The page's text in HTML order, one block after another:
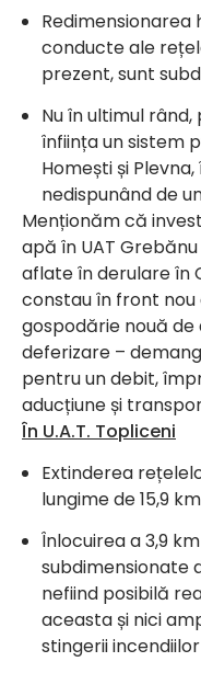
conducte ale
prezent, sunt
Nu în ultimul
înființa un sistem
Homești și
nedispunând de
Menționăm că
apă în UAT
aflate în derulare în
constau în front
gospodărie nouă
deferizare –
pentru un debit,
aducțiune și
În U.A.T. Topliceni
Extinderea
lungime de 15,9 km
Înlocuirea a 3,9
subdimensionate
nefiind posibilă
aceasta și nici
stingerii incendiilor